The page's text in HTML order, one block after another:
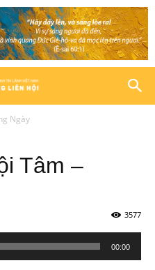
Ngày
Tâm –
3577
00:00